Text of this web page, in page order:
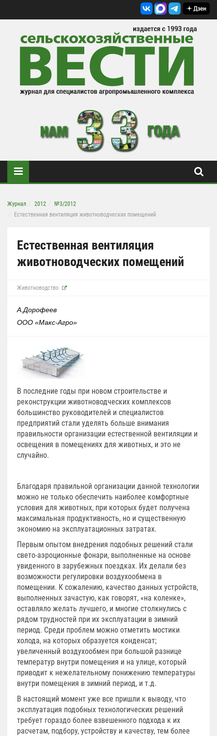
Журнал 2012
№3/2012
Естественная вентиляция животноводческих помещений
Естественная вентиляция
животноводческих помещений
Животноводство
А.Дорофеев
ООО «Макс-Агро»
В последние годы при новом строительстве и
реконструкции животноводческих комплексов
большинство руководителей и специалистов
предприятий стали уделять больше внимания
правильности организации естественной вентиляции и
освещения в помещениях для животных, и это не
случайно.
Благодаря правильной организации данной технологии
можно не только обеспечить наиболее комфортные
условия для животных, при которых будет получена
максимальная продуктивность, но и существенную
экономию на эксплуатационных затратах.
Первым опытом внедрения подобных решений стали
свето-аэроционные фонари, выполненные на основе
увиденного в зарубежных поездках. Их делали без
возможности регулировки воздухообмена в
помещении. К сожалению, качество данных устройств,
выполненных зачастую, как говорят, «на коленке»,
оставляло желать лучшего, и многие столкнулись с
рядом трудностей при их эксплуатации в зимний
период. Среди проблем можно отметить мостики
холода, на которых образуется конденсат;
увеличенный воздухообмен при большой разнице
температур внутри помещения и на улице, который
приводит к нежелательному понижению температуры
внутри помещения в зимний период, и т.д.
В настоящий момент уже все пришли к выводу, что
эксплуатация подобных технологических решений
требует гораздо более взвешенного подхода к их
расчетам, подбору, устройству и качеству, тем более